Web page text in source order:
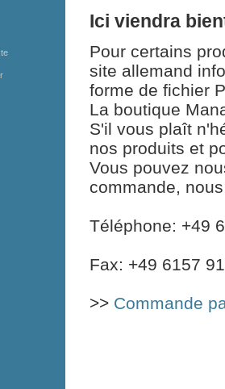
Ici viendra
Pour certains
site allemand
forme de fichier
La boutique
S'il vous plaît
nos produits et
Vous pouvez
commande,
Téléphone: +49
Fax: +49 6157
>> Commande